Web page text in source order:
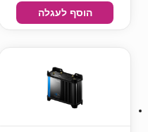
הוסף לעגלה